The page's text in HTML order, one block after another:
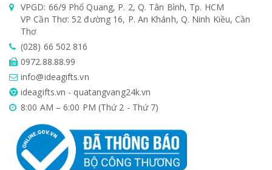
VPGD: 66/9 Phổ Quang, P. 2, Q. Tân Bình, Tp. HCM
VP Cần Thơ: 52 đường 16, P. An Khánh, Q. Ninh Kiều, Cần
Thơ
(028) 66 502 816
0972.88.88.99
info@ideagifts.vn
ideagifts.vn - quatangvang24k.vn
8:00 AM – 6:00 PM (Thứ 2 - Thứ 7)